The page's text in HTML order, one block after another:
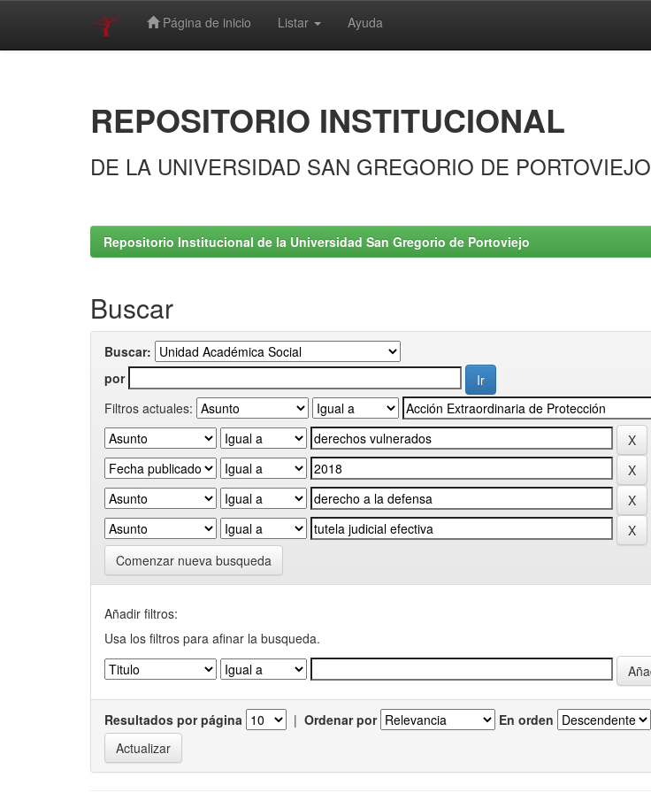
Página de inicio Listar Ayuda
REPOSITORIO INSTITUCIONAL
DE LA UNIVERSIDAD SAN GREGORIO DE PORTOVIEJO
Repositorio Institucional de la Universidad San Gregorio de Portoviejo
Buscar
Buscar:
por
Filtros actuales:
Comenzar nueva busqueda
Añadir filtros:
Usa los filtros para afinar la busqueda.
Resultados por página | Ordenar por En orden